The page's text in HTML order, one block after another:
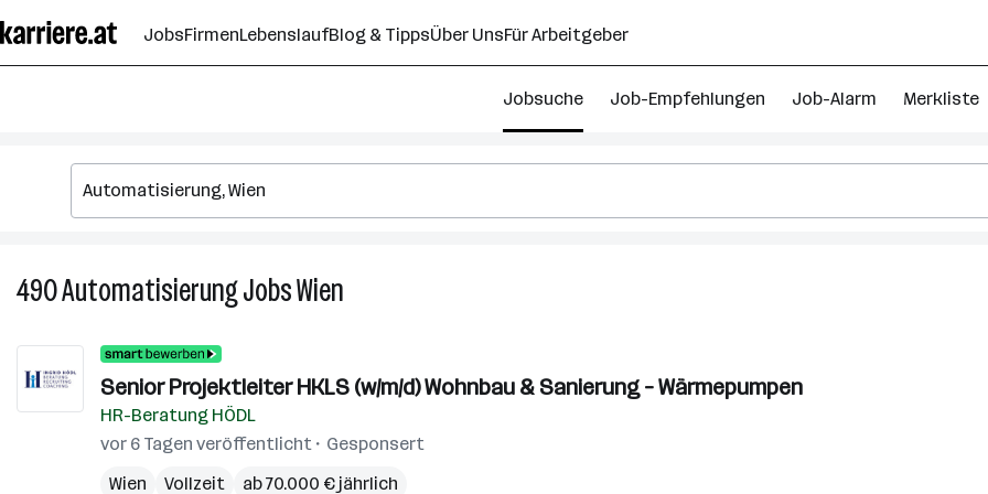
Seiteninhalt
springen
JobsFirmenLebenslaufBlog & TippsÜber UnsFür Arbeitgeber
Jobsuche Job-Empfehlungen Job-Alarm Merkliste
490AutomatisierungJobsWien
Wien
Senior Projektleiter HKLS (w/m/d) Wohnbau & Sanierung – Wärmepumpen
HR-Beratung HÖDL
vor 6 Tagen veröffentlicht
Gesponsert
Wien
Vollzeit ab 70.000 € jährlich